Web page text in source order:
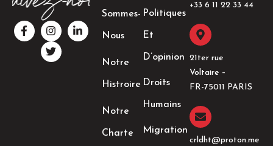
F
a
c
I
n
s
t
a
L
i
n
T
w
i
t
t
Sommes-
Nous
Notre
Histroire
Notre
Charte
Politiques
Et
D’opinion
Droits
Humains
Migration
+33 6 11 22 33 44​
21ter rue
Voltaire –
FR-75011 PARIS
crldht@proton.me